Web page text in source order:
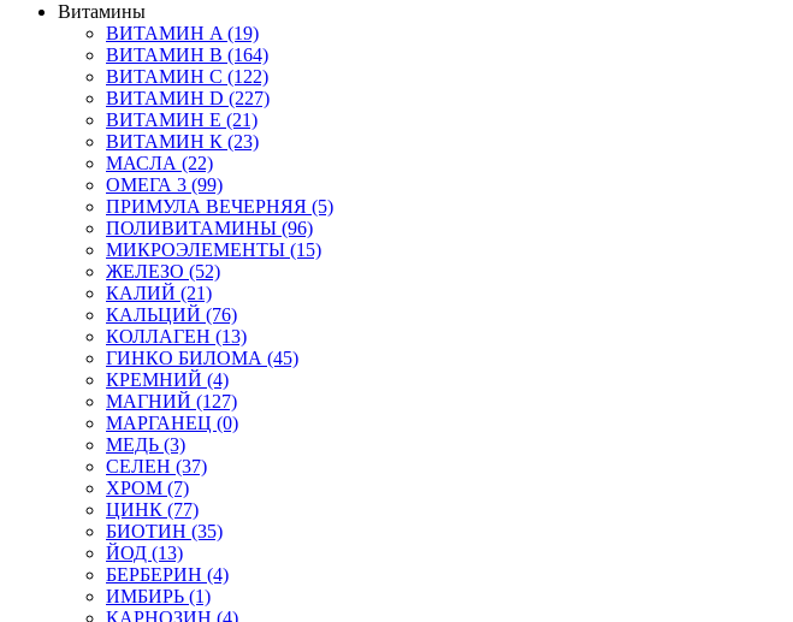
Витамины
ВИТАМИН A (19)
ВИТАМИН B (164)
ВИТАМИН С (122)
ВИТАМИН D (227)
ВИТАМИН E (21)
ВИТАМИН К (23)
МАСЛА (22)
ОМЕГА 3 (99)
ПРИМУЛА ВЕЧЕРНЯЯ (5)
ПОЛИВИТАМИНЫ (96)
МИКРОЭЛЕМЕНТЫ (15)
ЖЕЛЕЗО (52)
КАЛИЙ (21)
КАЛЬЦИЙ (76)
КОЛЛАГЕН (13)
ГИНКО БИЛОМА (45)
КРЕМНИЙ (4)
МАГНИЙ (127)
МАРГАНЕЦ (0)
МЕДЬ (3)
СЕЛЕН (37)
ХРОМ (7)
ЦИНК (77)
БИОТИН (35)
ЙОД (13)
БЕРБЕРИН (4)
ИМБИРЬ (1)
КАРНОЗИН (4)